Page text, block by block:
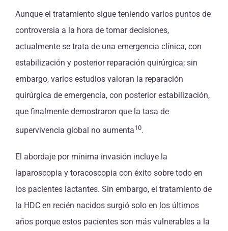
Aunque el tratamiento sigue teniendo varios puntos de
controversia a la hora de tomar decisiones,
actualmente se trata de una emergencia clínica, con
estabilización y posterior reparación quirúrgica; sin
embargo, varios estudios valoran la reparación
quirúrgica de emergencia, con posterior estabilización,
que finalmente demostraron que la tasa de
supervivencia global no aumenta10.
El abordaje por mínima invasión incluye la
laparoscopia y toracoscopia con éxito sobre todo en
los pacientes lactantes. Sin embargo, el tratamiento de
la HDC en recién nacidos surgió solo en los últimos
años porque estos pacientes son más vulnerables a la